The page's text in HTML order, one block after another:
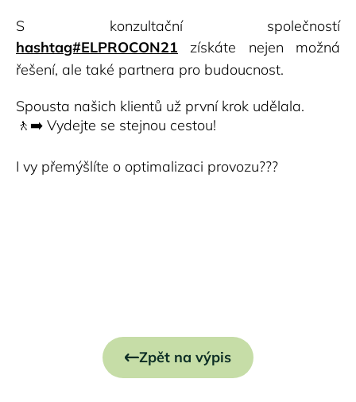
S konzultační společností
hashtag#ELPROCON21 získáte nejen možná
řešení, ale také partnera pro budoucnost.
Spousta našich klientů už první krok udělala.
🚶‍➡️ Vydejte se stejnou cestou!
I vy přemýšlíte o optimalizaci provozu???
Zpět na výpis